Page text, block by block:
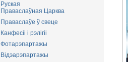
Руская
Праваслаўная Царква
Праваслаўе ў свеце
Канфесіі і рэлігіі
Фотарэпартажы
Відэарэпартажы